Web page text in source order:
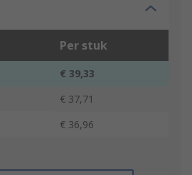
Per stuk
€ 39,33
€ 37,71
€ 36,96